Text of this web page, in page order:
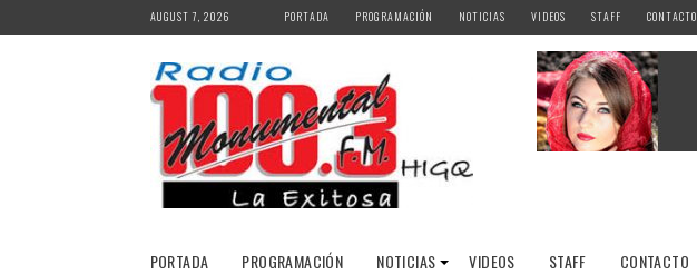
to
AUGUST 7, 2026 PORTADA PROGRAMACIÓN NOTICIAS VIDEOS STAFF CONTACTO
PORTADA PROGRAMACIÓN NOTICIAS VIDEOS STAFF CONTACTO